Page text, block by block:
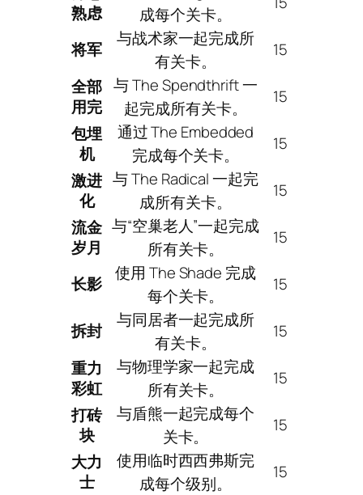
熟虑
成每个关卡。
将军
与战术家一起完成所
有关卡。
15
全部
用完
与 The Spendthrift 一
起完成所有关卡。
15
包埋
机
通过 The Embedded
完成每个关卡。
15
激进
化
与 The Radical 一起完
成所有关卡。
15
流金
岁月
与“空巢老人”一起完成
所有关卡。
15
长影
使用 The Shade 完成
每个关卡。
15
拆封
与同居者一起完成所
有关卡。
15
重力
彩虹
与物理学家一起完成
所有关卡。
15
打砖
块
与盾熊一起完成每个
关卡。
15
大力
士
使用临时西西弗斯完
成每个级别。
15